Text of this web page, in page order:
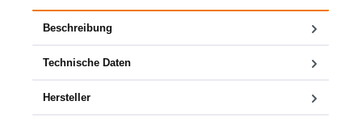
Beschreibung
Technische Daten
Hersteller